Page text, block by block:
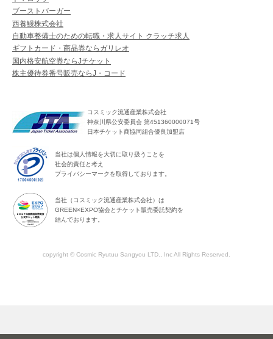
ブーストバーガー
西養鰻株式会社
自動車整備士のための転職・求人サイト クラッチ求人
ギフトカード・商品券ならガリレオ
国内格安航空券ならJチケット
株主優待券番号販売ならJ・コード
コスミック流通産業株式会社
神奈川県公安委員会 第451360000071号
日本チケット商協同組合優良加盟店
当社は個人情報を大切に取り扱うことを
社会的責任と考え
プライバシーマークを取得しております。
当社（コスミック流通産業株式会社）は
GREEN×EXPO協会とチケット販売委託契約を
結んでおります。
copyright © Cosmic Ryutuu Sangyou LTD., Inc All Rights Reserved.